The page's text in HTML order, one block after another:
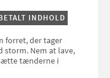
INDHOLD
forret, der tager
storm. Nem at lave,
tænderne i